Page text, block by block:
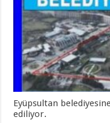
Eyüpsultan
ediliyor.